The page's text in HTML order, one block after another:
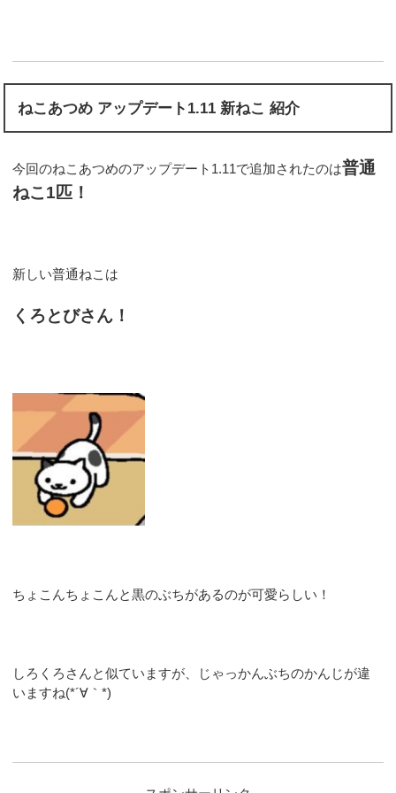
ねこあつめ アップデート1.11 新ねこ 紹介
今回のねこあつめのアップデート1.11で追加されたのは普通
ねこ1匹！
新しい普通ねこは
くろとびさん！
ちょこんちょこんと黒のぶちがあるのが可愛らしい！
しろくろさんと似ていますが、じゃっかんぶちのかんじが違
いますね(*´∀｀*)